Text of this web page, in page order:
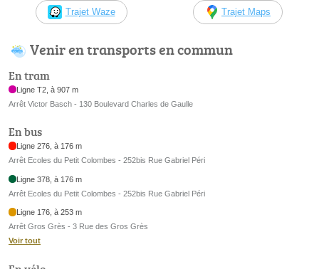
Trajet Waze Trajet Maps
Venir en transports en commun
En tram
Ligne T2, à 907 m
Arrêt Victor Basch - 130 Boulevard Charles de Gaulle
En bus
Ligne 276, à 176 m
Arrêt Ecoles du Petit Colombes - 252bis Rue Gabriel Péri
Ligne 378, à 176 m
Arrêt Ecoles du Petit Colombes - 252bis Rue Gabriel Péri
Ligne 176, à 253 m
Arrêt Gros Grès - 3 Rue des Gros Grès
Voir tout